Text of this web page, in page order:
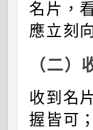
名片，
應立刻
（二）
收到名
握皆可